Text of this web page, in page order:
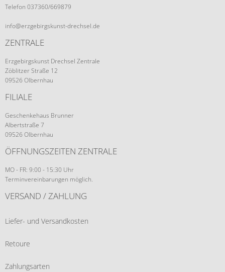
Telefon 037360/669879
info@erzgebirgskunst-drechsel.de
ZENTRALE
Erzgebirgskunst Drechsel Zentrale
Zöblitzer Straße 12
09526 Olbernhau
FILIALE
Geschenkehaus Brunner
Albertstraße 7
09526 Olbernhau
ÖFFNUNGSZEITEN ZENTRALE
MO - FR: 9:00 - 15:30 Uhr
Terminvereinbarungen möglich.
VERSAND / ZAHLUNG
Liefer- und Versandkosten
Retoure
Zahlungsarten